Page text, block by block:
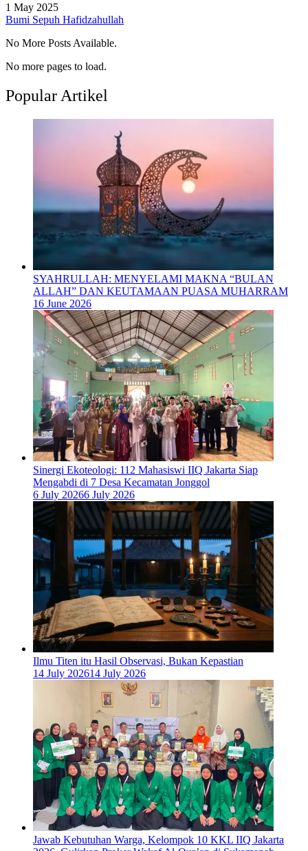
1 May 2025
Bumi Sepuh Hafidzahullah
No More Posts Available.
No more pages to load.
Popular Artikel
SYAHRULLAH: MENYELAMI MAKNA “BULAN
ALLAH” DAN KEUTAMAAN PUASA MUHARRAM
16 June 2026
‎Sinergi Ekoteologi: 112 Mahasiswi IIQ Jakarta Siap
Mengabdi di 7 Desa Kecamatan Jonggol
6 July 20266 July 2026
Ilmu Titen itu Hasil Observasi, Bukan Kepastian
14 July 202614 July 2026
Jawab Kebutuhan Warga, Kelompok 10 KKL IIQ Jakarta